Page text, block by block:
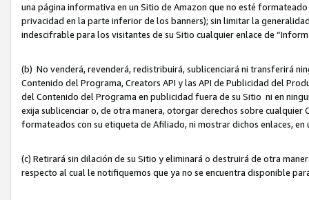
una página informativa en un Sitio de Amazon que no esté
privacidad en la parte inferior de los banners); sin limitar la
indescifrable para los visitantes de su Sitio cualquier enlace de
(b) No venderá, revenderá, redistribuirá, sublicenciará ni transferirá
Contenido del Programa, Creators API y las API de Publicidad del
del Contenido del Programa en publicidad fuera de su Sitio ni en
exija sublicenciar o, de otra manera, otorgar derechos sobre
formateados con su etiqueta de Afiliado, ni mostrar dichos enlaces,
(c) Retirará sin dilación de su Sitio y eliminará o destruirá de otra
respecto al cual le notifiquemos que ya no se encuentra disponible